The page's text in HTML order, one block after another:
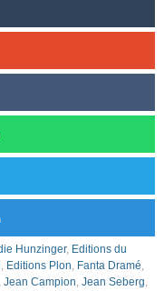
Hunzinger, Editions du
, Editions Plon, Fanta Dramé,
, Jean Campion, Jean Seberg,